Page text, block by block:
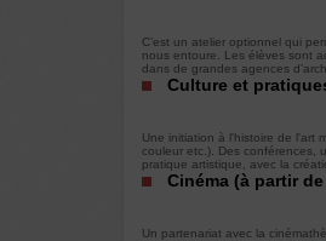
C’est un atelier optionnel qui
nous entoure. Les élèves sont
dans de grandes agences
Culture et
Une initiation à l'histoire de l'art
couleur etc.). Des conférences,
pratique artistique, avec la
Cinéma (à partir
Un partenariat avec la